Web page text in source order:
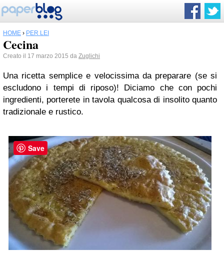
HOME › PER LEI
Cecina
Creato il 17 marzo 2015 da Zuglichi
Una ricetta semplice e velocissima da preparare (se si
escludono i tempi di riposo)! Diciamo che con pochi
ingredienti, porterete in tavola qualcosa di insolito quanto
tradizionale e rustico.
Save